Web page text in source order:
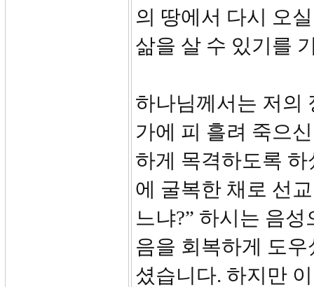
의 땅에서 다시 오
삶을 살 수 있기를
하나님께서는 저의
가에 피 흘려 죽으
하게 목격하도록
에 굴복한 채로 선
느냐?” 하시는 음
음을 회복하게 도
셨습니다. 하지만